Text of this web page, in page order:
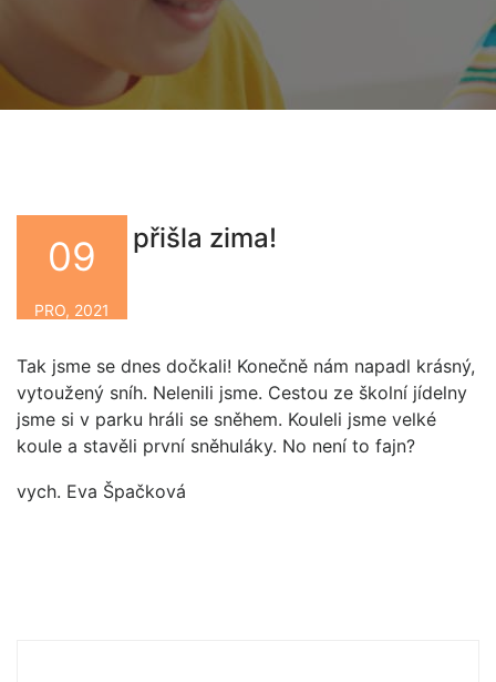
Konečně přišla zima!
09
PRO, 2021
Tak jsme se dnes dočkali! Konečně nám napadl krásný,
vytoužený sníh. Nelenili jsme. Cestou ze školní jídelny
jsme si v parku hráli se sněhem. Kouleli jsme velké
koule a stavěli první sněhuláky. No není to fajn?
vych. Eva Špačková